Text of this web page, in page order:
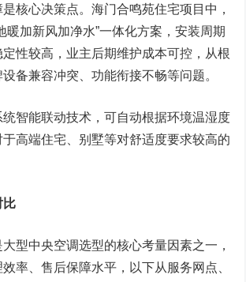
核心决策点。海门合鸣苑住宅项目中，
暖加新风加净水”一体化方案，安装周期
性较高，业主后期维护成本可控，从根
备兼容冲突、功能衔接不畅等问题。
智能联动技术，可自动根据环境温湿度
高端住宅、别墅等对舒适度要求较高的
比
型中央空调选型的核心考量因素之一，
率、售后保障水平，以下从服务网点、